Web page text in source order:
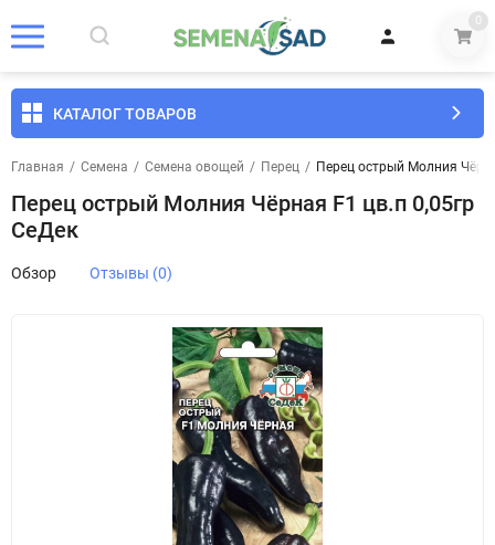
0
КАТАЛОГ ТОВАРОВ
Главная / Семена / Семена овощей / Перец / Перец острый Молния
Перец острый Молния Чёрная F1 цв.п 0,05гр
СеДек
Обзор Отзывы (0)